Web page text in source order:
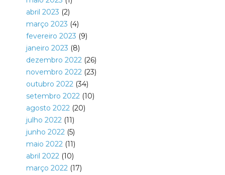
abril 2023 (2)
março 2023 (4)
fevereiro 2023 (9)
janeiro 2023 (8)
dezembro 2022(26)
novembro 2022(23)
outubro 2022(34)
setembro 2022(10)
agosto 2022(20)
julho 2022(11)
junho 2022(5)
maio 2022(11)
abril 2022(10)
março 2022(17)